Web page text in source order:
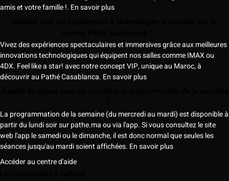
amis et votre famille !. En savoir plus
Vivez des expériences spectaculaires et immersives grâce aux meilleures
innovations technologiques qui équipent nos salles comme IMAX ou
4DX. Feel like a star! avec notre concept VIP, unique au Maroc, à
découvrir au Pathé Casablanca. En savoir plus
La programmation de la semaine (du mercredi au mardi) est disponible à
partir du lundi soir sur pathe.ma ou via l'app. Si vous consultez le site
web l'app le samedi ou le dimanche, il est donc normal que seules les
séances jusqu'au mardi soient affichées. En savoir plus
Accéder au centre d'aide